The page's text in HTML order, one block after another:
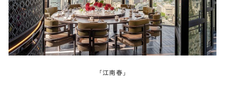
「江南春」